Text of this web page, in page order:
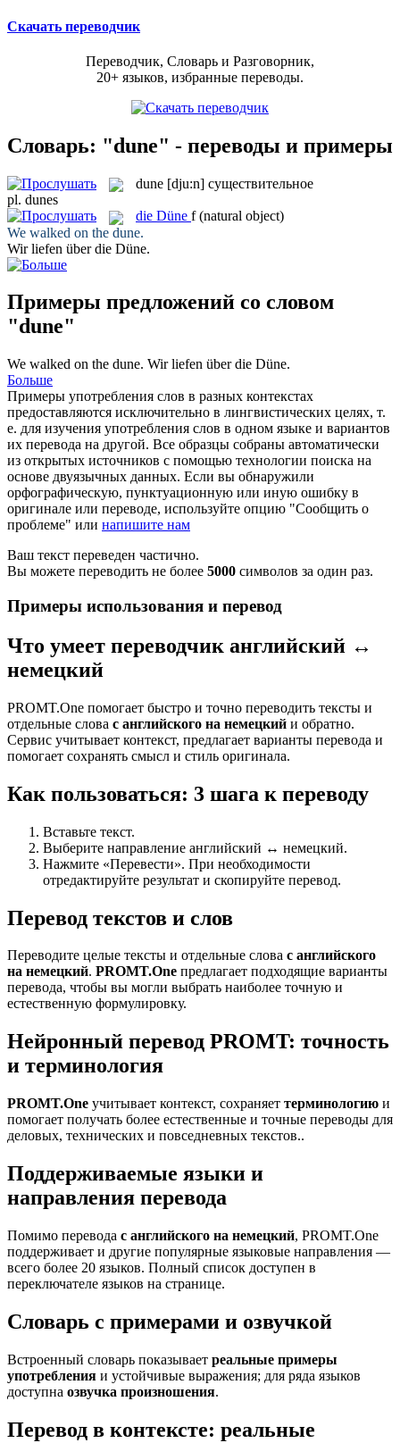
Скачать переводчик
Переводчик, Словарь и Разговорник,
20+ языков, избранные переводы.
Словарь: "dune" - переводы и примеры
dune [dju:n] существительное
pl. dunes
die Düne f (natural object)
We walked on the dune.
Wir liefen über die Düne.
Примеры предложений со словом
"dune"
We walked on the dune. Wir liefen über die Düne.
Больше
Примеры употребления слов в разных контекстах
предоставляются исключительно в лингвистических целях, т.
е. для изучения употребления слов в одном языке и вариантов
их перевода на другой. Все образцы собраны автоматически
из открытых источников с помощью технологии поиска на
основе двуязычных данных. Если вы обнаружили
орфографическую, пунктуационную или иную ошибку в
оригинале или переводе, используйте опцию "Сообщить о
проблеме" или напишите нам
Ваш текст переведен частично.
Вы можете переводить не более 5000 символов за один раз.
Примеры использования и перевод
Что умеет переводчик английский ↔
немецкий
PROMT.One помогает быстро и точно переводить тексты и
отдельные слова с английского на немецкий и обратно.
Сервис учитывает контекст, предлагает варианты перевода и
помогает сохранять смысл и стиль оригинала.
Как пользоваться: 3 шага к переводу
Вставьте текст.
Выберите направление английский ↔ немецкий.
Нажмите «Перевести». При необходимости
отредактируйте результат и скопируйте перевод.
Перевод текстов и слов
Переводите целые тексты и отдельные слова с английского
на немецкий. PROMT.One предлагает подходящие варианты
перевода, чтобы вы могли выбрать наиболее точную и
естественную формулировку.
Нейронный перевод PROMT: точность
и терминология
PROMT.One учитывает контекст, сохраняет терминологию и
помогает получать более естественные и точные переводы для
деловых, технических и повседневных текстов..
Поддерживаемые языки и
направления перевода
Помимо перевода с английского на немецкий, PROMT.One
поддерживает и другие популярные языковые направления —
всего более 20 языков. Полный список доступен в
переключателе языков на странице.
Словарь с примерами и озвучкой
Встроенный словарь показывает реальные примеры
употребления и устойчивые выражения; для ряда языков
доступна озвучка произношения.
Перевод в контексте: реальные